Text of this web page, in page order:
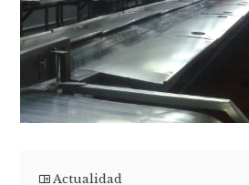
Actualidad